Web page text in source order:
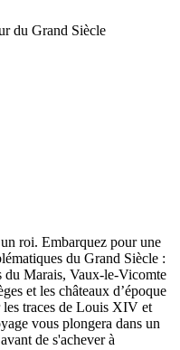
du Grand Siècle
roi. Embarquez pour une
du Grand Siècle :
du Marais, Vaux-le-Vicomte
et les châteaux d’époque
traces de Louis XIV et
vous plongera dans un
de s'achever à